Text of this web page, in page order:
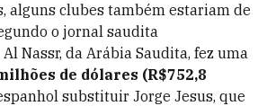
alguns clubes também estariam de
o jornal saudita
Nassr, da Arábia Saudita, fez uma
de dólares (R$752,8
substituir Jorge Jesus, que